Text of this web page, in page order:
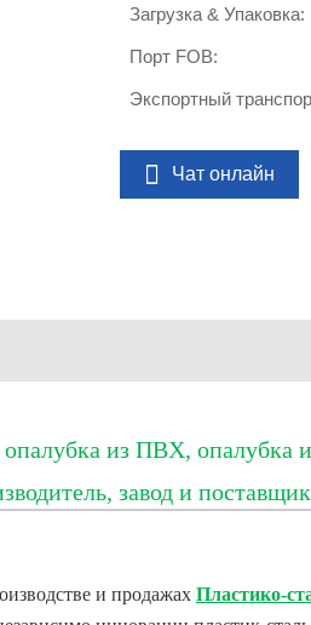
Загрузка & Упаковка:
Порт FOB:
Экспортный
Чат онлайн
из ПВХ, опалубка
завод и
и продажах Пластико-